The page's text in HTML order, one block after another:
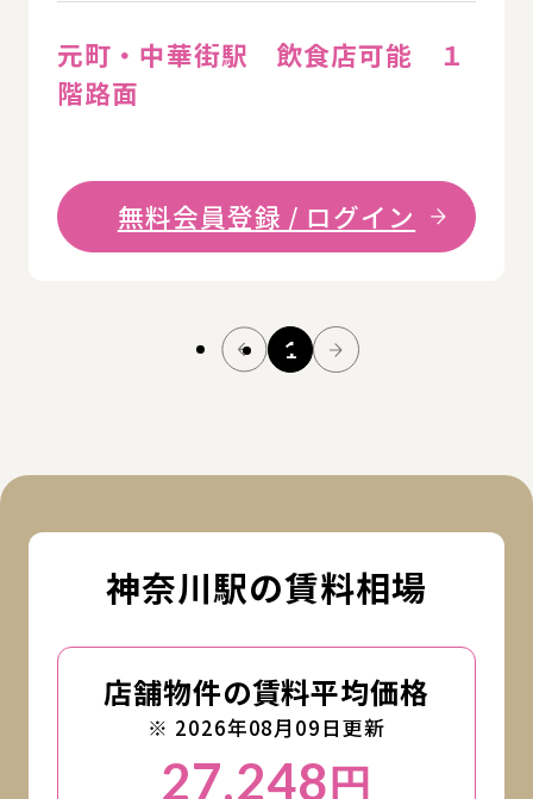
元町・中華街駅 飲食店可能 １
階路面
無料会員登録 / ログイン
1
神奈川駅の賃料相場
店舗物件の賃料平均価格
※ 2026年08月09日更新
27,248円